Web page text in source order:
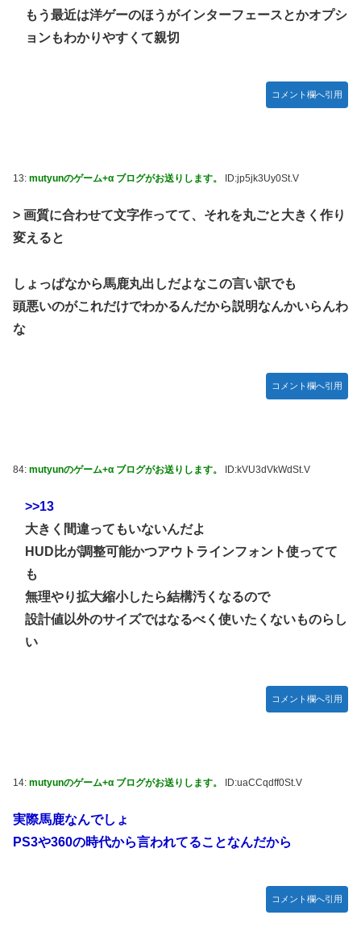
もう最近は洋ゲーのほうがインターフェースとかオプシ
ョンもわかりやすくて親切
コメント欄へ引用
13: mutyunのゲーム+α ブログがお送りします。 ID:jp5jk3Uy0St.V
> 画質に合わせて文字作ってて、それを丸ごと大きく作り
変えると
しょっぱなから馬鹿丸出しだよなこの言い訳でも
頭悪いのがこれだけでわかるんだから説明なんかいらんわ
な
コメント欄へ引用
84: mutyunのゲーム+α ブログがお送りします。 ID:kVU3dVkWdSt.V
>>13
大きく間違ってもいないんだよ
HUD比が調整可能かつアウトラインフォント使ってて
も
無理やり拡大縮小したら結構汚くなるので
設計値以外のサイズではなるべく使いたくないものらし
い
コメント欄へ引用
14: mutyunのゲーム+α ブログがお送りします。 ID:uaCCqdff0St.V
実際馬鹿なんでしょ
PS3や360の時代から言われてることなんだから
コメント欄へ引用